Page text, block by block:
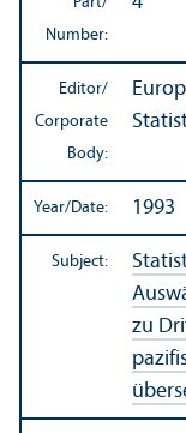
Number:
Editor/
Corporate
Body:
Year/Date: 1993
Subject:
zu